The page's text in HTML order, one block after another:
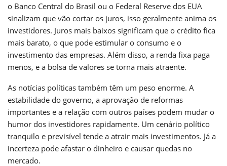
o Banco Central do Brasil ou o Federal Reserve dos EUA
sinalizam que vão cortar os juros, isso geralmente anima os
investidores. Juros mais baixos significam que o crédito fica
mais barato, o que pode estimular o consumo e o
investimento das empresas. Além disso, a renda fixa paga
menos, e a bolsa de valores se torna mais atraente.
As notícias políticas também têm um peso enorme. A
estabilidade do governo, a aprovação de reformas
importantes e a relação com outros países podem mudar o
humor dos investidores rapidamente. Um cenário político
tranquilo e previsível tende a atrair mais investimentos. Já a
incerteza pode afastar o dinheiro e causar quedas no
mercado.